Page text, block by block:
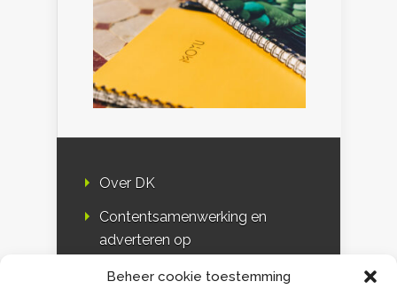
Beheer cookie toestemming
Over DK
Contentsamenwerking en
adverteren op